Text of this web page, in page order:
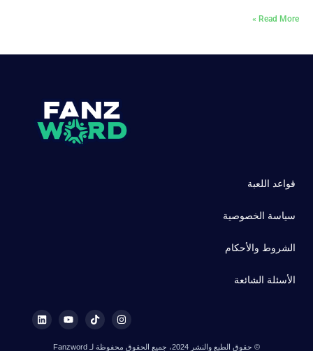
Read More »
قواعد اللعبة
سياسة الخصوصية
الشروط والأحكام
الأسئلة الشائعة
© حقوق الطبع والنشر 2024، جميع الحقوق محفوظة لـ Fanzword